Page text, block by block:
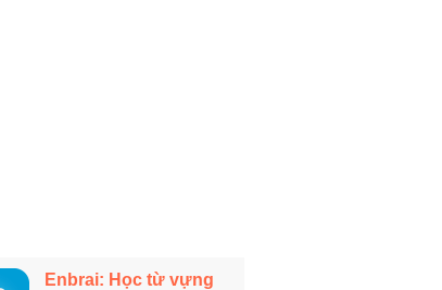
Enbrai: Học từ vựng